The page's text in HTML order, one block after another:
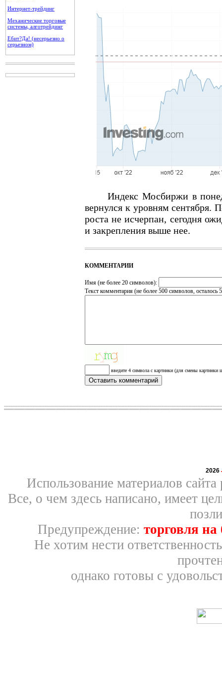
Интернет-трейдинг
Механические торговые
системы, алготрейдинг
Ебит?Да! (несерьезно о
серьезном)
Индекс Мосбиржи в
вернулся к уровням сентября.
роста не исчерпан, сегодня
и закрепления выше нее.
КОММЕНТАРИИ
Имя (не более 20 символов):
Текст комментария (не более 500 символов, осталось
введите 4 символа с картинки (для смены картинки
2026
Использование материалов
Все, о чем здесь написано, имеет
Предупреждение: торговля
Не хотим нести
однако готовы с